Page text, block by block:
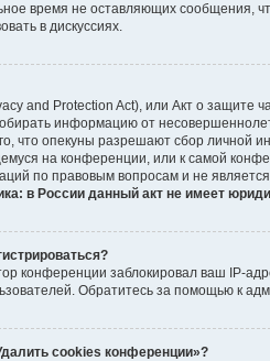
время не оставляющих сообщения,
в дискуссиях.
and Protection Act), или Акт о
информацию от
что опекуны разрешают сбор
на конференции, или к самой
по правовым вопросам и не
в России данный акт не имеет
конференции заблокировал ваш IP-
Обратитесь за помощью к
cookies конференции»?